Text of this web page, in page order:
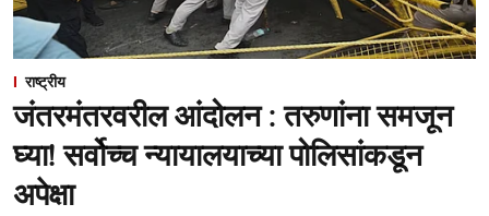
राष्ट्रीय
जंतरमंतरवरील आंदोलन : तरुणांना समजून
घ्या! सर्वोच्च न्यायालयाच्या पोलिसांकडून
अपेक्षा